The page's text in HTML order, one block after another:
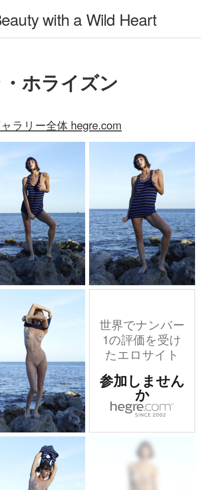
with a Wild Heart
ホライズン
ラリー全体 hegre.com
世界でナンバー
1の評価を受け
たエロサイト
参加しません
か